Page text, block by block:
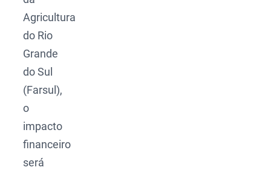
Agricultura
do Rio
Grande
do Sul
(Farsul),
o
impacto
financeiro
será